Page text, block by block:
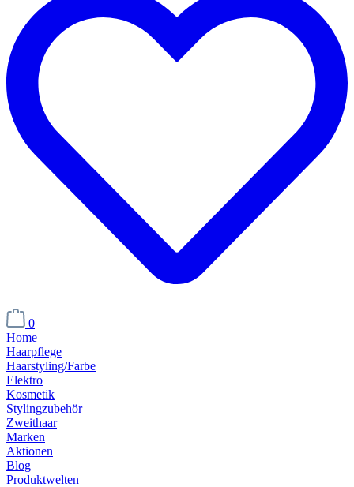
0
Home
Haarpflege
Haarstyling/Farbe
Elektro
Kosmetik
Stylingzubehör
Zweithaar
Marken
Aktionen
Blog
Produktwelten